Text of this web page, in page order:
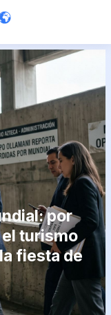
por
turismo
fiesta de